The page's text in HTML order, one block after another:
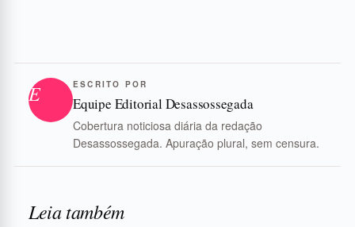
E ESCRITO POR
Equipe Editorial Desassossegada
Cobertura noticiosa diária da redação
Desassossegada. Apuração plural, sem censura.
Leia também